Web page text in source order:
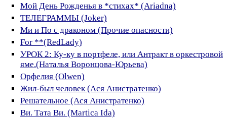
Мой День Рожденья в *стихах* (Ariadna)
ТЕЛЕГРАММЫ (Joker)
Ми и По с драконом (Прочие опасности)
For **(RedLady)
УРОК 2: Ку-ку в портфеле, или Антракт в оркестровой
яме.(Наталья Воронцова-Юрьева)
Орфелия (Olwen)
Жил-был человек (Ася Aнистратенко)
Решательное (Ася Анистратенко)
Ви. Тата Ви. (Martica Ida)